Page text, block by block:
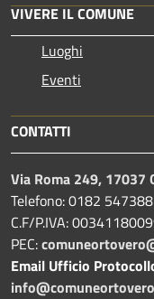
VIVERE IL COMUNE
Luoghi
Eventi
CONTATTI
Via Roma 249, 17037
Telefono: 0182 547388
C.F/P.IVA:
PEC:
Email Ufficio